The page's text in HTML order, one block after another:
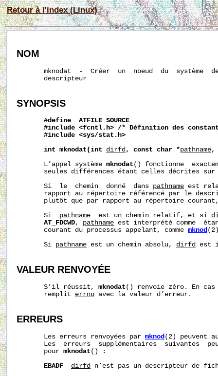
Retour à l'index (Linux)
NOM
mknodat  -  Créer  un  noeud  du  système
       descripteur
SYNOPSIS
#define
_ATFILE_SOURCE
#include <fcntl.h> /* Définition des
#include <sys/stat.h>
int mknodat(int dirfd, const char *pathname,
       L’appel système
mknodat () fonctionne
seules différences étant celles décrites sur
       Si  le  chemin  donné  dans
pathname est
rapport au répertoire référencé par le
plutôt que par rapport au répertoire
       Si
pathname
  est un chemin relatif, et si
AT_FDCWD, pathname est interprété comme
       courant du processus appelant, comme
mknod
       Si
pathname est un chemin absolu, dirfd est
VALEUR RENVOYÉE
       S’il réussit,
mknodat () renvoie zéro. En
       remplit
errno avec la valeur d’erreur.
ERREURS
       Les erreurs renvoyées par
mknod (2) peuvent
Les  erreurs  supplémentaires  suivantes
       pour
mknodat () :
EBADF
dirfd
n’est pas un descripteur de